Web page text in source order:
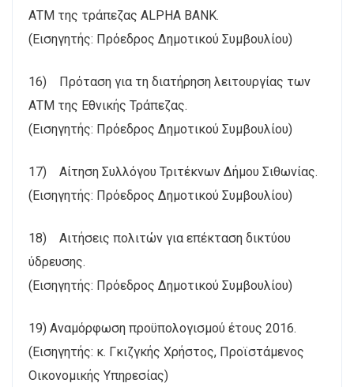
ΑΤΜ της τράπεζας ALPHA BANK.
(Εισηγητής: Πρόεδρος Δημοτικού Συμβουλίου)
16) Πρόταση για τη διατήρηση λειτουργίας των
ΑΤΜ της Εθνικής Τράπεζας.
(Εισηγητής: Πρόεδρος Δημοτικού Συμβουλίου)
17) Αίτηση Συλλόγου Τριτέκνων Δήμου Σιθωνίας.
(Εισηγητής: Πρόεδρος Δημοτικού Συμβουλίου)
18) Αιτήσεις πολιτών για επέκταση δικτύου
ύδρευσης.
(Εισηγητής: Πρόεδρος Δημοτικού Συμβουλίου)
19) Αναμόρφωση προϋπολογισμού έτους 2016.
(Εισηγητής: κ. Γκιζγκής Χρήστος, Προϊστάμενος
Οικονομικής Υπηρεσίας)